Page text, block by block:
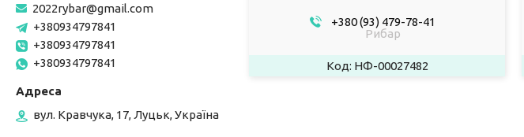
+380 (93) 479-78-41
Рибар
НФ-00027482
2022rybar@gmail.com
+380934797841
+380934797841
+380934797841
вул. Кравчука, 17, Луцьк, Україна